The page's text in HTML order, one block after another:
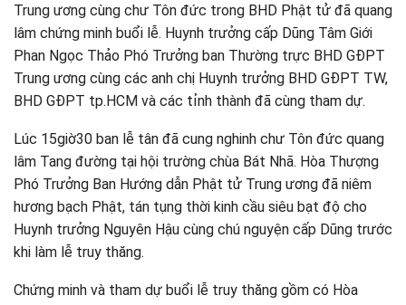
Trung ương cùng chư Tôn đức trong BHD Phật tử đã quang
lâm chứng minh buổi lễ. Huynh trưởng cấp Dũng Tâm Giới
Phan Ngọc Thảo Phó Trưởng ban Thường trực BHD GĐPT
Trung ương cùng các anh chị Huynh trưởng BHD GĐPT TW,
BHD GĐPT tp.HCM và các tỉnh thành đã cùng tham dự.
Lúc 15giờ30 ban lễ tân đã cung nghinh chư Tôn đức quang
lâm Tang đường tại hội trường chùa Bát Nhã. Hòa Thượng
Phó Trưởng Ban Hướng dẫn Phật tử Trung ương đã niêm
hương bạch Phật, tán tụng thời kinh cầu siêu bạt độ cho
Huynh trưởng Nguyên Hậu cùng chú nguyện cấp Dũng trước
khi làm lễ truy thăng.
Chứng minh và tham dự buổi lễ truy thăng gồm có Hòa